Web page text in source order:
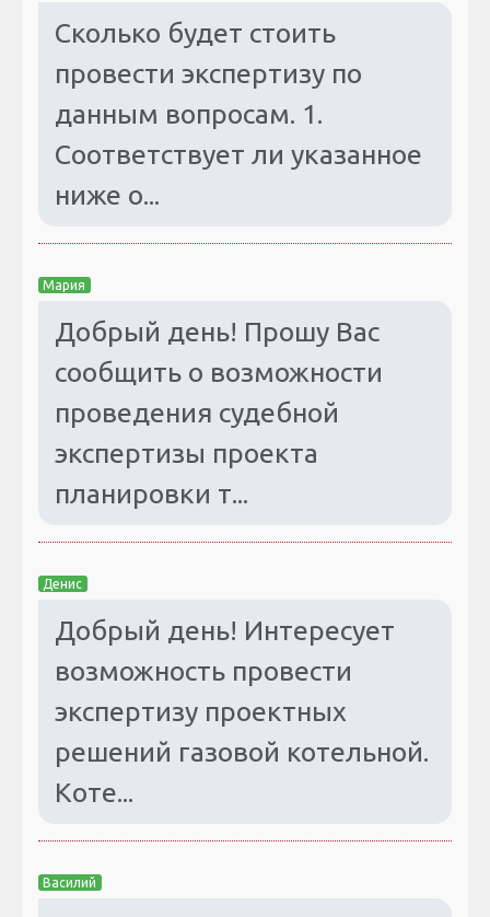
Сколько будет стоить
провести экспертизу по
данным вопросам. 1.
Соответствует ли указанное
ниже о...
Мария
Добрый день! Прошу Вас
сообщить о возможности
проведения судебной
экспертизы проекта
планировки т...
Денис
Добрый день! Интересует
возможность провести
экспертизу проектных
решений газовой котельной.
Коте...
Василий